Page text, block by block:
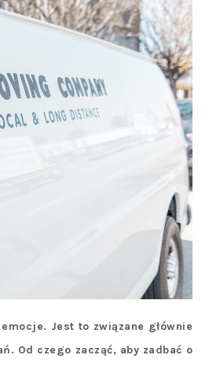
Jest to związane głównie
Od czego zacząć, aby zadbać o